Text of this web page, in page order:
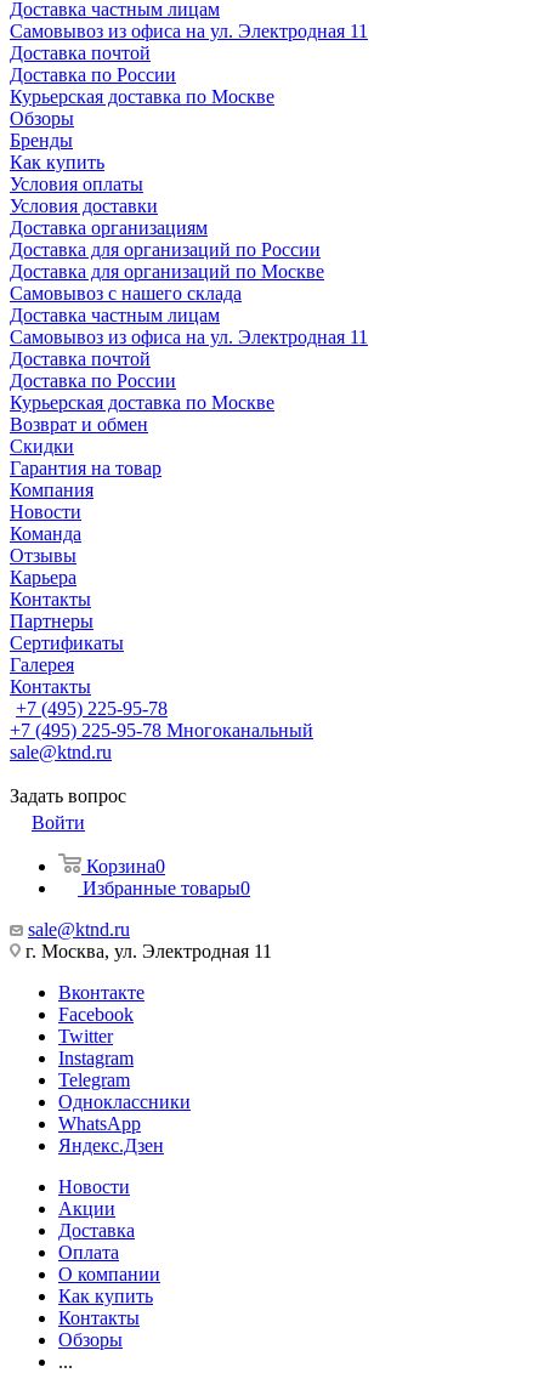
Доставка частным лицам
Самовывоз из офиса на ул. Электродная 11
Доставка почтой
Доставка по России
Курьерская доставка по Москве
Обзоры
Бренды
Как купить
Условия оплаты
Условия доставки
Доставка организациям
Доставка для организаций по России
Доставка для организаций по Москве
Самовывоз с нашего склада
Доставка частным лицам
Самовывоз из офиса на ул. Электродная 11
Доставка почтой
Доставка по России
Курьерская доставка по Москве
Возврат и обмен
Скидки
Гарантия на товар
Компания
Новости
Команда
Отзывы
Карьера
Контакты
Партнеры
Сертификаты
Галерея
Контакты
+7 (495) 225-95-78
+7 (495) 225-95-78 Многоканальный
sale@ktnd.ru
Задать вопрос
Войти
Корзина0
Избранные товары0
sale@ktnd.ru
г. Москва, ул. Электродная 11
Вконтакте
Facebook
Twitter
Instagram
Telegram
Одноклассники
WhatsApp
Яндекс.Дзен
Новости
Акции
Доставка
Оплата
О компании
Как купить
Контакты
Обзоры
...